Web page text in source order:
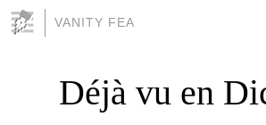
VANITY FEA
Déjà vu en